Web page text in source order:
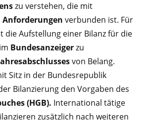
zu verstehen, die mit
verbunden ist. Für
die Aufstellung einer Bilanz für die
Bundesanzeigerzu
von Belang.
Sitz in der Bundesrepublik
Bilanzierung den Vorgaben des
(HGB). International tätige
zusätzlich nach weiteren